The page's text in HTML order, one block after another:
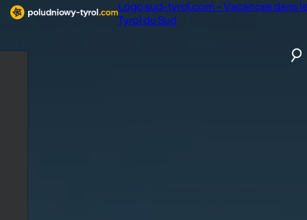
Logo sud-tyrol.com - Vacances dans
Tyrol du Sud